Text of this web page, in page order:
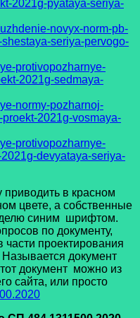
2021g-pyataya-seriya-
novyx-norm-pb-
seriya-pervogo-
protivopozharnye-
2021g-sedmaya-
normy-pozharnoj-
2021g-vosmaya-
protivopozharnye-
devyataya-seriya-
в красном
цвете, а собственные
синим шрифтом.
по документу,
проектирования
документ
документ можно из
сайта, или просто